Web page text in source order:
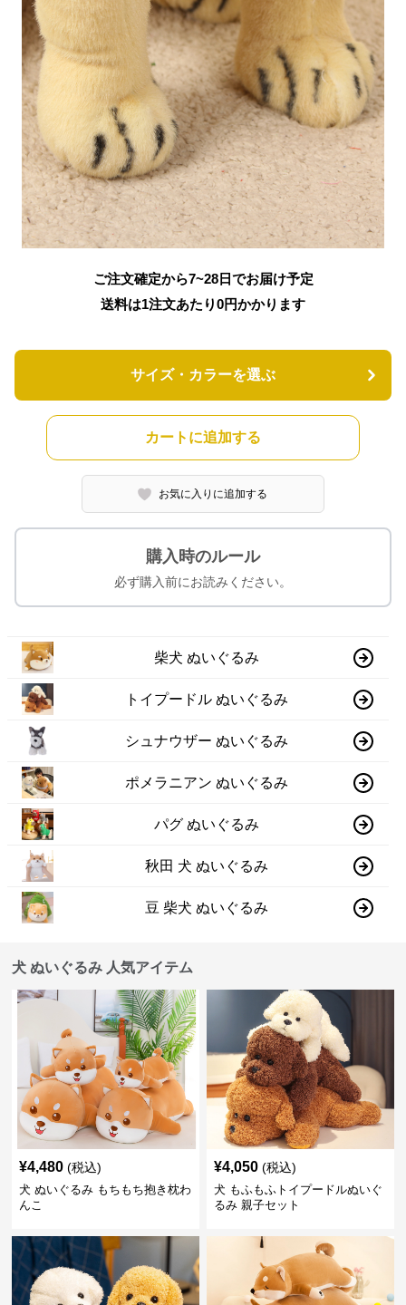
ご注文確定から7~28日でお届け予定
送料は1注文あたり0円かかります
サイズ・カラーを選ぶ
カートに追加する
お気に入りに追加する
購入時のルール
必ず購入前にお読みください。
柴犬 ぬいぐるみ
トイプードル ぬいぐるみ
シュナウザー ぬいぐるみ
ポメラニアン ぬいぐるみ
パグ ぬいぐるみ
秋田 犬 ぬいぐるみ
豆 柴犬 ぬいぐるみ
犬 ぬいぐるみ 人気アイテム
¥4,480 (税込)
犬 ぬいぐるみ もちもち抱き枕わ
んこ
¥4,050 (税込)
犬 もふもふトイプードルぬいぐ
るみ 親子セット